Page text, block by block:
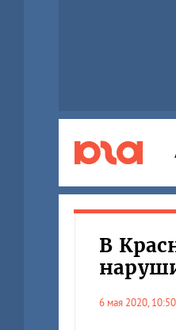
В
6 мая 2020, 10:50